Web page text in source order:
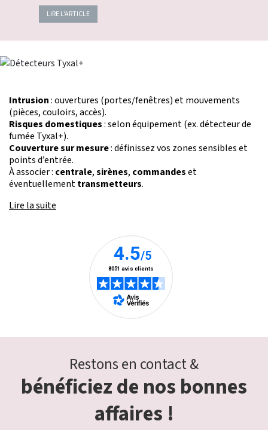
LIRE L'ARTICLE
Intrusion: ouvertures (portes/fenêtres) et mouvements
(pièces, couloirs, accès).
Risques domestiques: selon équipement (ex. détecteur de
fumée Tyxal+).
Couverture sur mesure: définissez vos zones sensibles et
points d’entrée.
À associer : centrale,sirènes, commandeset
éventuellementtransmetteurs.
Lire la suite
Restons en contact &
bénéficiez de nos bonnes
affaires !